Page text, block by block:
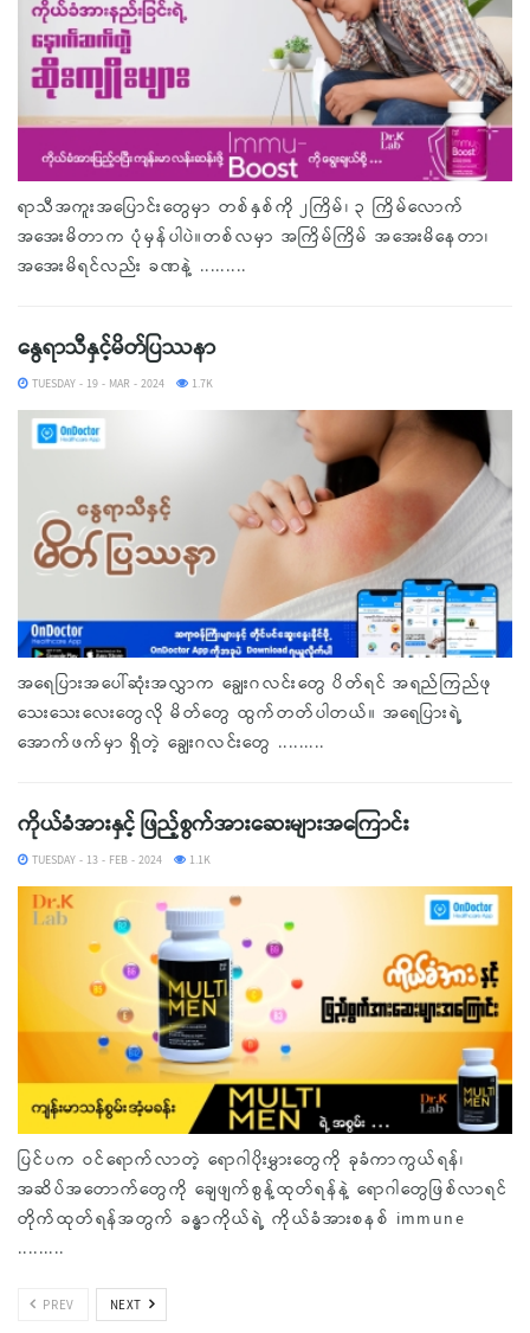
ရာသီအကူးအပြောင်းတွေမှာ တစ်နှစ်ကို ၂ကြိမ်၊ ၃ ကြိမ်လောက်
အအေးမိတာက ပုံမှန်ပါပဲ။တစ်လမှာ အကြိမ်ကြိမ် အအေးမိနေတာ၊
အအေးမိရင်လည်း ခဏနဲ့ .........
နွေရာသီနှင့်မိတ်ပြဿနာ
TUESDAY - 19 - MAR - 2024 1.7K
အရေပြားအပေါ်ဆုံးအလွှာက ချွေးဂလင်းတွေ ပိတ်ရင် အရည်ကြည်ဖု
သေးသေးလေးတွေလို မိတ်တွေ ထွက်တတ်ပါတယ်။ အရေပြားရဲ့
အောက်ဖက်မှာ ရှိတဲ့ ချွေးဂလင်းတွေ .........
ကိုယ်ခံအားနှင့် ဖြည့်စွက်အားဆေးများအကြောင်း
TUESDAY - 13 - FEB - 2024 1.1K
ပြင်ပက ဝင်ရောက်လာတဲ့ ရောဂါပိုးမွှားတွေကို ခုခံကာကွယ်ရန်၊
အဆိပ်အတောက်တွေကို ချေဖျက်စွန့်ထုတ်ရန်နဲ့ ရောဂါတွေဖြစ်လာရင်
တိုက်ထုတ်ရန်အတွက် ခန္ဓာကိုယ်ရဲ့ ကိုယ်ခံအားစနစ် immune
.........
PREV NEXT